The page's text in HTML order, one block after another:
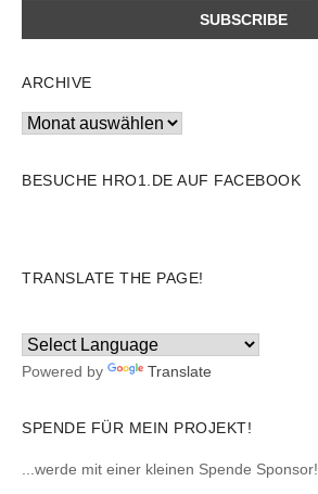
ARCHIVE
Archive
BESUCHE HRO1.DE AUF FACEBOOK
TRANSLATE THE PAGE!
Powered by Translate
SPENDE FÜR MEIN PROJEKT!
...werde mit einer kleinen Spende Sponsor!